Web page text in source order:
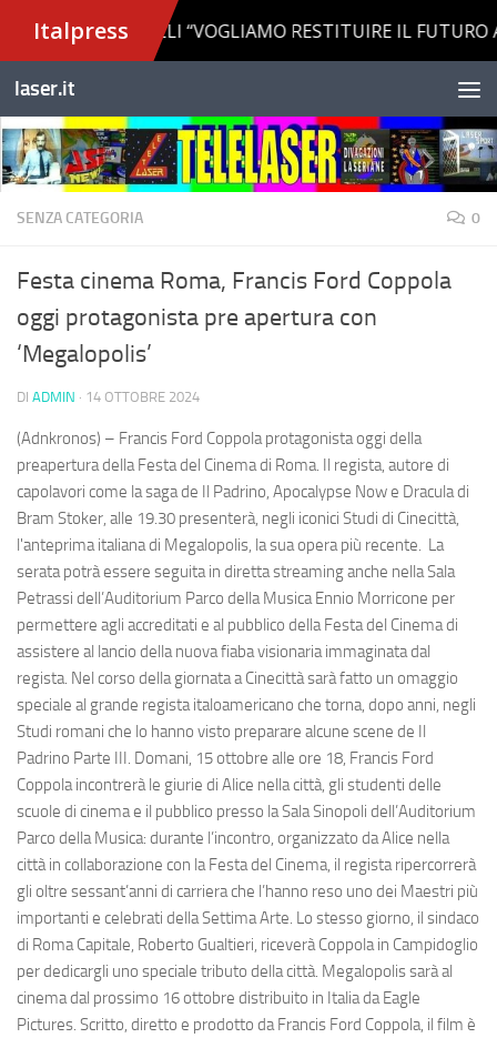
Salta al contenuto
laser.it
SENZA CATEGORIA 0
Festa cinema Roma, Francis Ford Coppola
oggi protagonista pre apertura con
‘Megalopolis’
DI ADMIN · 14 OTTOBRE 2024
(Adnkronos) – Francis Ford Coppola protagonista oggi della
preapertura della Festa del Cinema di Roma. Il regista, autore di
capolavori come la saga de Il Padrino, Apocalypse Now e Dracula di
Bram Stoker, alle 19.30 presenterà, negli iconici Studi di Cinecittà,
l'anteprima italiana di Megalopolis, la sua opera più recente. La
serata potrà essere seguita in diretta streaming anche nella Sala
Petrassi dell’Auditorium Parco della Musica Ennio Morricone per
permettere agli accreditati e al pubblico della Festa del Cinema di
assistere al lancio della nuova fiaba visionaria immaginata dal
regista. Nel corso della giornata a Cinecittà sarà fatto un omaggio
speciale al grande regista italoamericano che torna, dopo anni, negli
Studi romani che lo hanno visto preparare alcune scene de Il
Padrino Parte III. Domani, 15 ottobre alle ore 18, Francis Ford
Coppola incontrerà le giurie di Alice nella città, gli studenti delle
scuole di cinema e il pubblico presso la Sala Sinopoli dell’Auditorium
Parco della Musica: durante l’incontro, organizzato da Alice nella
città in collaborazione con la Festa del Cinema, il regista ripercorrerà
gli oltre sessant’anni di carriera che l’hanno reso uno dei Maestri più
importanti e celebrati della Settima Arte. Lo stesso giorno, il sindaco
di Roma Capitale, Roberto Gualtieri, riceverà Coppola in Campidoglio
per dedicargli uno speciale tributo della città. Megalopolis sarà al
cinema dal prossimo 16 ottobre distribuito in Italia da Eagle
Pictures. Scritto, diretto e prodotto da Francis Ford Coppola, il film è